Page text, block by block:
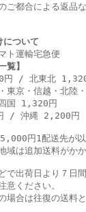
ご都合による返品
について
ト運輸宅急便
覧】
円 / 北東北
東京・信越・北陸
国 1,320円
/ 沖縄 2,200円
円1配送先が以
域は追加送料がかか
で出荷日より７日
意ください。
場合は往復の送料